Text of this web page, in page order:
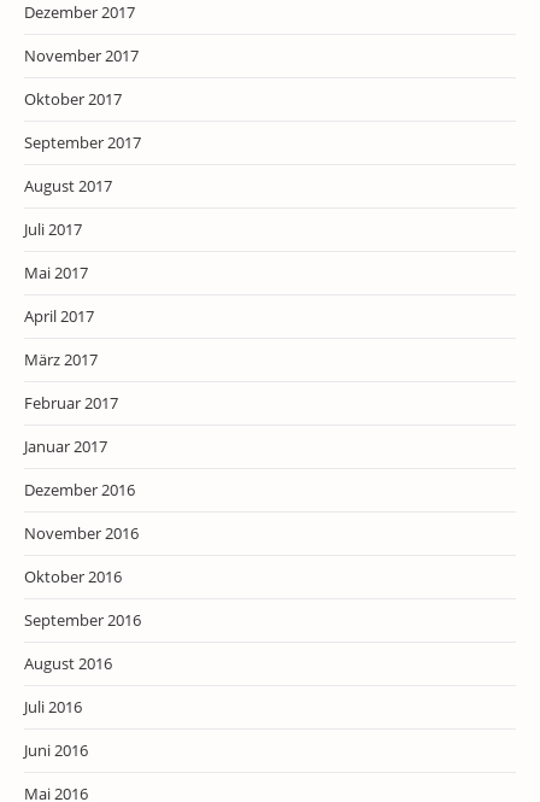
Dezember 2017
November 2017
Oktober 2017
September 2017
August 2017
Juli 2017
Mai 2017
April 2017
März 2017
Februar 2017
Januar 2017
Dezember 2016
November 2016
Oktober 2016
September 2016
August 2016
Juli 2016
Juni 2016
Mai 2016